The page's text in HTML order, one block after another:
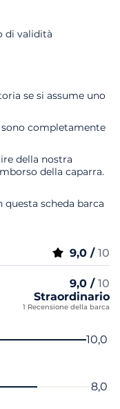
di validità
se si assume uno
completamente
della nostra
della caparra.
scheda barca
9,0 / 10
9,0 / 10
Straordinario
1 Recensione della barca
10,0
8,0